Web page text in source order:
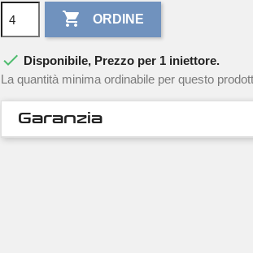
 ORDINE
 Disponibile, Prezzo per 1 iniettore.
La quantità minima ordinabile per questo
Garanzia